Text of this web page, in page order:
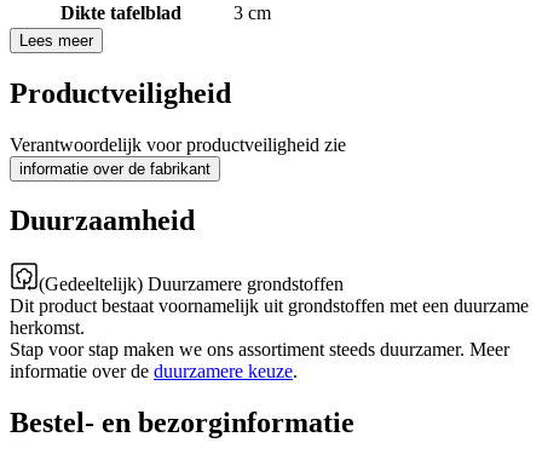
Dikte tafelblad
3 cm
Lees meer
Productveiligheid
Verantwoordelijk voor productveiligheid zie
informatie over de fabrikant
Duurzaamheid
(Gedeeltelijk) Duurzamere grondstoffen
Dit product bestaat voornamelijk uit grondstoffen met een duurzame
herkomst.
Stap voor stap maken we ons assortiment steeds duurzamer. Meer
informatie over de duurzamere keuze.
Bestel- en bezorginformatie